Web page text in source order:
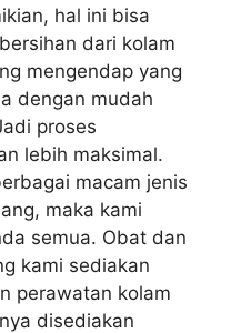
hal ini bisa
dari kolam
mengendap yang
dengan mudah
proses
lebih maksimal.
macam jenis
maka kami
semua. Obat dan
kami sediakan
perawatan kolam
disediakan